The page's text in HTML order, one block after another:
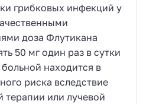
грибковых инфекций у
доза Флутикана
50 мг один раз в сутки
находится в
риска вследствие
терапии или лучевой